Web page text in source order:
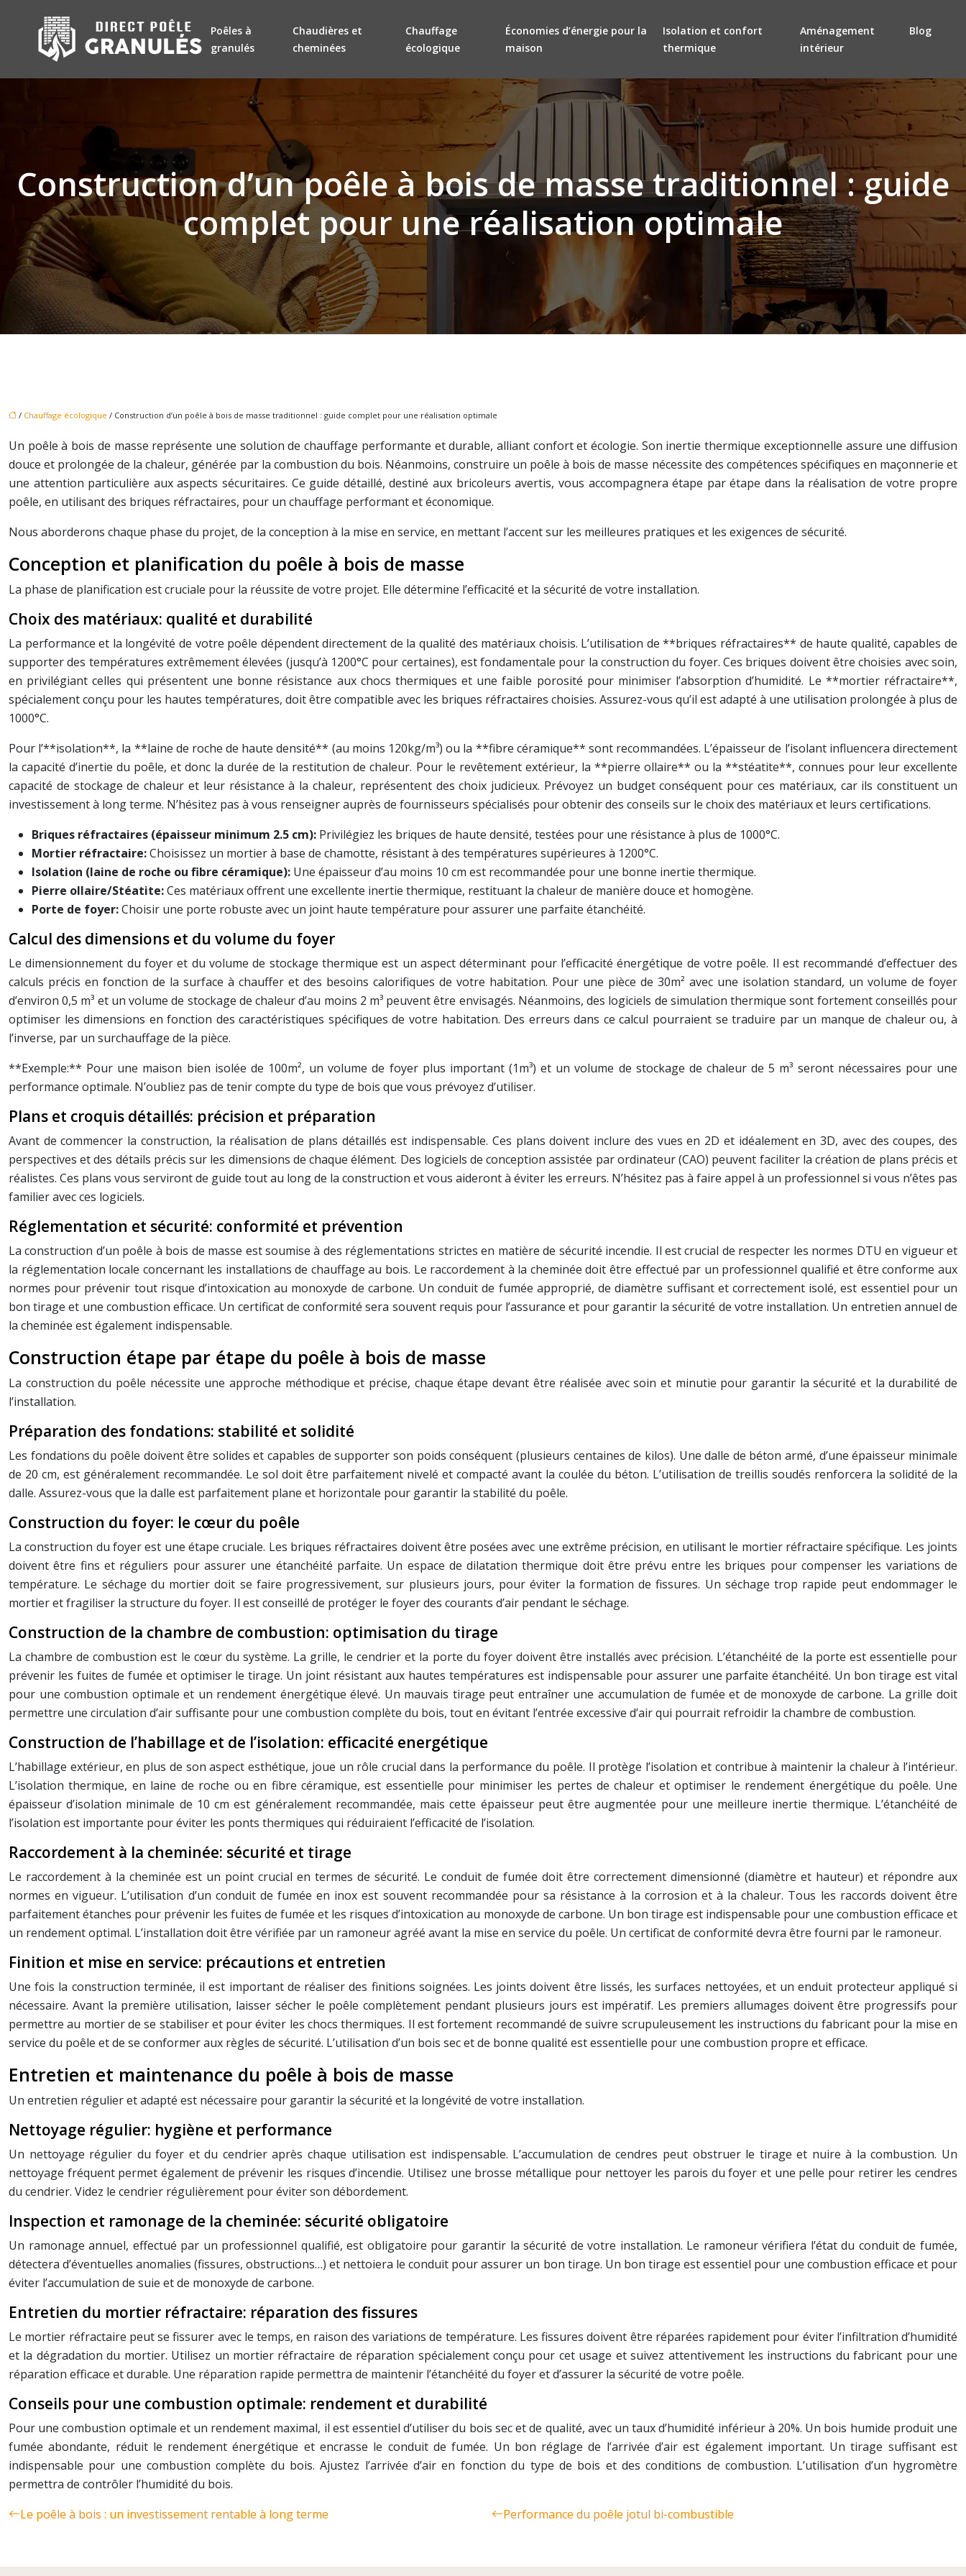
Poêles à
granulés
Chaudières et
cheminées
Chauffage
écologique
Économies d’énergie pour la
maison
Isolation et confort
thermique
Aménagement
intérieur
Blog
Construction d’un poêle à bois de masse traditionnel : guide
complet pour une réalisation optimale
/ Chauffage écologique / Construction d’un poêle à bois de masse traditionnel : guide complet pour une réalisation optimale
Un poêle à bois de masse représente une solution de chauffage performante et durable, alliant confort et écologie. Son inertie thermique exceptionnelle assure une diffusion
douce et prolongée de la chaleur, générée par la combustion du bois. Néanmoins, construire un poêle à bois de masse nécessite des compétences spécifiques en maçonnerie et
une attention particulière aux aspects sécuritaires. Ce guide détaillé, destiné aux bricoleurs avertis, vous accompagnera étape par étape dans la réalisation de votre propre
poêle, en utilisant des briques réfractaires, pour un chauffage performant et économique.
Nous aborderons chaque phase du projet, de la conception à la mise en service, en mettant l’accent sur les meilleures pratiques et les exigences de sécurité.
Conception et planification du poêle à bois de masse
La phase de planification est cruciale pour la réussite de votre projet. Elle détermine l’efficacité et la sécurité de votre installation.
Choix des matériaux: qualité et durabilité
La performance et la longévité de votre poêle dépendent directement de la qualité des matériaux choisis. L’utilisation de **briques réfractaires** de haute qualité, capables de
supporter des températures extrêmement élevées (jusqu’à 1200°C pour certaines), est fondamentale pour la construction du foyer. Ces briques doivent être choisies avec soin,
en privilégiant celles qui présentent une bonne résistance aux chocs thermiques et une faible porosité pour minimiser l’absorption d’humidité. Le **mortier réfractaire**,
spécialement conçu pour les hautes températures, doit être compatible avec les briques réfractaires choisies. Assurez-vous qu’il est adapté à une utilisation prolongée à plus de
1000°C.
Pour l’**isolation**, la **laine de roche de haute densité** (au moins 120kg/m³) ou la **fibre céramique** sont recommandées. L’épaisseur de l’isolant influencera directement
la capacité d’inertie du poêle, et donc la durée de la restitution de chaleur. Pour le revêtement extérieur, la **pierre ollaire** ou la **stéatite**, connues pour leur excellente
capacité de stockage de chaleur et leur résistance à la chaleur, représentent des choix judicieux. Prévoyez un budget conséquent pour ces matériaux, car ils constituent un
investissement à long terme. N’hésitez pas à vous renseigner auprès de fournisseurs spécialisés pour obtenir des conseils sur le choix des matériaux et leurs certifications.
Briques réfractaires (épaisseur minimum 2.5 cm): Privilégiez les briques de haute densité, testées pour une résistance à plus de 1000°C.
Mortier réfractaire:Choisissez un mortier à base de chamotte, résistant à des températures supérieures à 1200°C.
Isolation (laine de roche ou fibre céramique): Une épaisseur d’au moins 10 cm est recommandée pour une bonne inertie thermique.
Pierre ollaire/Stéatite:Ces matériaux offrent une excellente inertie thermique, restituant la chaleur de manière douce et homogène.
Porte de foyer:Choisir une porte robuste avec un joint haute température pour assurer une parfaite étanchéité.
Calcul des dimensions et du volume du foyer
Le dimensionnement du foyer et du volume de stockage thermique est un aspect déterminant pour l’efficacité énergétique de votre poêle. Il est recommandé d’effectuer des
calculs précis en fonction de la surface à chauffer et des besoins calorifiques de votre habitation. Pour une pièce de 30m² avec une isolation standard, un volume de foyer
d’environ 0,5 m³ et un volume de stockage de chaleur d’au moins 2 m³ peuvent être envisagés. Néanmoins, des logiciels de simulation thermique sont fortement conseillés pour
optimiser les dimensions en fonction des caractéristiques spécifiques de votre habitation. Des erreurs dans ce calcul pourraient se traduire par un manque de chaleur ou, à
l’inverse, par un surchauffage de la pièce.
**Exemple:** Pour une maison bien isolée de 100m², un volume de foyer plus important (1m³) et un volume de stockage de chaleur de 5 m³ seront nécessaires pour une
performance optimale. N’oubliez pas de tenir compte du type de bois que vous prévoyez d’utiliser.
Plans et croquis détaillés: précision et préparation
Avant de commencer la construction, la réalisation de plans détaillés est indispensable. Ces plans doivent inclure des vues en 2D et idéalement en 3D, avec des coupes, des
perspectives et des détails précis sur les dimensions de chaque élément. Des logiciels de conception assistée par ordinateur (CAO) peuvent faciliter la création de plans précis et
réalistes. Ces plans vous serviront de guide tout au long de la construction et vous aideront à éviter les erreurs. N’hésitez pas à faire appel à un professionnel si vous n’êtes pas
familier avec ces logiciels.
Réglementation et sécurité: conformité et prévention
La construction d’un poêle à bois de masse est soumise à des réglementations strictes en matière de sécurité incendie. Il est crucial de respecter les normes DTU en vigueur et
la réglementation locale concernant les installations de chauffage au bois. Le raccordement à la cheminée doit être effectué par un professionnel qualifié et être conforme aux
normes pour prévenir tout risque d’intoxication au monoxyde de carbone. Un conduit de fumée approprié, de diamètre suffisant et correctement isolé, est essentiel pour un
bon tirage et une combustion efficace. Un certificat de conformité sera souvent requis pour l’assurance et pour garantir la sécurité de votre installation. Un entretien annuel de
la cheminée est également indispensable.
Construction étape par étape du poêle à bois de masse
La construction du poêle nécessite une approche méthodique et précise, chaque étape devant être réalisée avec soin et minutie pour garantir la sécurité et la durabilité de
l’installation.
Préparation des fondations: stabilité et solidité
Les fondations du poêle doivent être solides et capables de supporter son poids conséquent (plusieurs centaines de kilos). Une dalle de béton armé, d’une épaisseur minimale
de 20 cm, est généralement recommandée. Le sol doit être parfaitement nivelé et compacté avant la coulée du béton. L’utilisation de treillis soudés renforcera la solidité de la
dalle. Assurez-vous que la dalle est parfaitement plane et horizontale pour garantir la stabilité du poêle.
Construction du foyer: le cœur du poêle
La construction du foyer est une étape cruciale. Les briques réfractaires doivent être posées avec une extrême précision, en utilisant le mortier réfractaire spécifique. Les joints
doivent être fins et réguliers pour assurer une étanchéité parfaite. Un espace de dilatation thermique doit être prévu entre les briques pour compenser les variations de
température. Le séchage du mortier doit se faire progressivement, sur plusieurs jours, pour éviter la formation de fissures. Un séchage trop rapide peut endommager le
mortier et fragiliser la structure du foyer. Il est conseillé de protéger le foyer des courants d’air pendant le séchage.
Construction de la chambre de combustion: optimisation du tirage
La chambre de combustion est le cœur du système. La grille, le cendrier et la porte du foyer doivent être installés avec précision. L’étanchéité de la porte est essentielle pour
prévenir les fuites de fumée et optimiser le tirage. Un joint résistant aux hautes températures est indispensable pour assurer une parfaite étanchéité. Un bon tirage est vital
pour une combustion optimale et un rendement énergétique élevé. Un mauvais tirage peut entraîner une accumulation de fumée et de monoxyde de carbone. La grille doit
permettre une circulation d’air suffisante pour une combustion complète du bois, tout en évitant l’entrée excessive d’air qui pourrait refroidir la chambre de combustion.
Construction de l’habillage et de l’isolation: efficacité energétique
L’habillage extérieur, en plus de son aspect esthétique, joue un rôle crucial dans la performance du poêle. Il protège l’isolation et contribue à maintenir la chaleur à l’intérieur.
L’isolation thermique, en laine de roche ou en fibre céramique, est essentielle pour minimiser les pertes de chaleur et optimiser le rendement énergétique du poêle. Une
épaisseur d’isolation minimale de 10 cm est généralement recommandée, mais cette épaisseur peut être augmentée pour une meilleure inertie thermique. L’étanchéité de
l’isolation est importante pour éviter les ponts thermiques qui réduiraient l’efficacité de l’isolation.
Raccordement à la cheminée: sécurité et tirage
Le raccordement à la cheminée est un point crucial en termes de sécurité. Le conduit de fumée doit être correctement dimensionné (diamètre et hauteur) et répondre aux
normes en vigueur. L’utilisation d’un conduit de fumée en inox est souvent recommandée pour sa résistance à la corrosion et à la chaleur. Tous les raccords doivent être
parfaitement étanches pour prévenir les fuites de fumée et les risques d’intoxication au monoxyde de carbone. Un bon tirage est indispensable pour une combustion efficace et
un rendement optimal. L’installation doit être vérifiée par un ramoneur agréé avant la mise en service du poêle. Un certificat de conformité devra être fourni par le ramoneur.
Finition et mise en service: précautions et entretien
Une fois la construction terminée, il est important de réaliser des finitions soignées. Les joints doivent être lissés, les surfaces nettoyées, et un enduit protecteur appliqué si
nécessaire. Avant la première utilisation, laisser sécher le poêle complètement pendant plusieurs jours est impératif. Les premiers allumages doivent être progressifs pour
permettre au mortier de se stabiliser et pour éviter les chocs thermiques. Il est fortement recommandé de suivre scrupuleusement les instructions du fabricant pour la mise en
service du poêle et de se conformer aux règles de sécurité. L’utilisation d’un bois sec et de bonne qualité est essentielle pour une combustion propre et efficace.
Entretien et maintenance du poêle à bois de masse
Un entretien régulier et adapté est nécessaire pour garantir la sécurité et la longévité de votre installation.
Nettoyage régulier: hygiène et performance
Un nettoyage régulier du foyer et du cendrier après chaque utilisation est indispensable. L’accumulation de cendres peut obstruer le tirage et nuire à la combustion. Un
nettoyage fréquent permet également de prévenir les risques d’incendie. Utilisez une brosse métallique pour nettoyer les parois du foyer et une pelle pour retirer les cendres
du cendrier. Videz le cendrier régulièrement pour éviter son débordement.
Inspection et ramonage de la cheminée: sécurité obligatoire
Un ramonage annuel, effectué par un professionnel qualifié, est obligatoire pour garantir la sécurité de votre installation. Le ramoneur vérifiera l’état du conduit de fumée,
détectera d’éventuelles anomalies (fissures, obstructions…) et nettoiera le conduit pour assurer un bon tirage. Un bon tirage est essentiel pour une combustion efficace et pour
éviter l’accumulation de suie et de monoxyde de carbone.
Entretien du mortier réfractaire: réparation des fissures
Le mortier réfractaire peut se fissurer avec le temps, en raison des variations de température. Les fissures doivent être réparées rapidement pour éviter l’infiltration d’humidité
et la dégradation du mortier. Utilisez un mortier réfractaire de réparation spécialement conçu pour cet usage et suivez attentivement les instructions du fabricant pour une
réparation efficace et durable. Une réparation rapide permettra de maintenir l’étanchéité du foyer et d’assurer la sécurité de votre poêle.
Conseils pour une combustion optimale: rendement et durabilité
Pour une combustion optimale et un rendement maximal, il est essentiel d’utiliser du bois sec et de qualité, avec un taux d’humidité inférieur à 20%. Un bois humide produit une
fumée abondante, réduit le rendement énergétique et encrasse le conduit de fumée. Un bon réglage de l’arrivée d’air est également important. Un tirage suffisant est
indispensable pour une combustion complète du bois. Ajustez l’arrivée d’air en fonction du type de bois et des conditions de combustion. L’utilisation d’un hygromètre
permettra de contrôler l’humidité du bois.
Le poêle à bois : un investissement rentable à long terme
Performance du poêle jotul bi-combustible